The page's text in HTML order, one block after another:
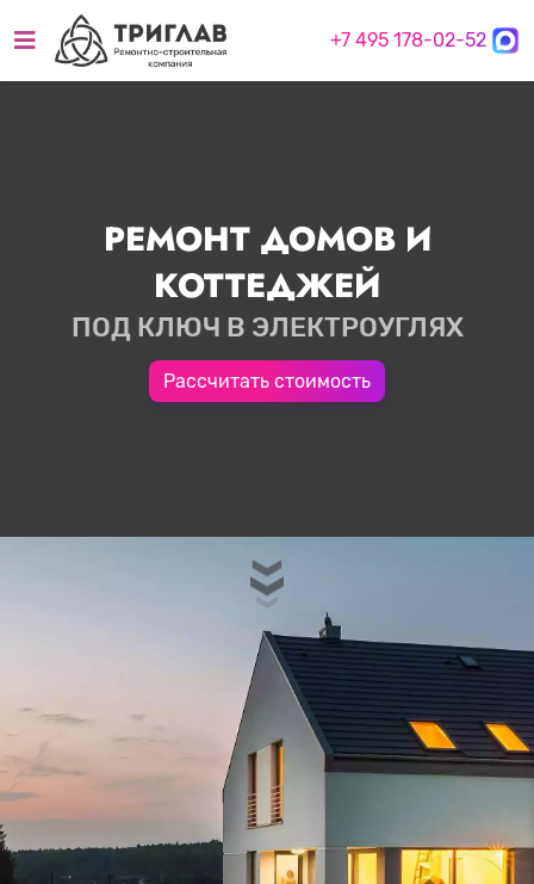
+7 495 178-02-52
РЕМОНТ ДОМОВ И
КОТТЕДЖЕЙ
ПОД КЛЮЧ В ЭЛЕКТРОУГЛЯХ
Рассчитать стоимость